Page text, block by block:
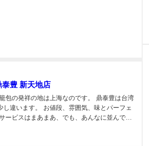
豊 新天地店
包の発祥の地は上海なのです。 鼎泰豊は台湾
違います。 お値段、雰囲気、味とパーフェ